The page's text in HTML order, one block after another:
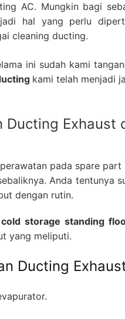
AC. Mungkin bagi
hal yang perlu
cleaning ducting.
ini sudah kami
kami telah menjadi
Ducting Exhaust
pada spare
Anda tentunya
dengan rutin.
storage standing
yang meliputi.
Ducting